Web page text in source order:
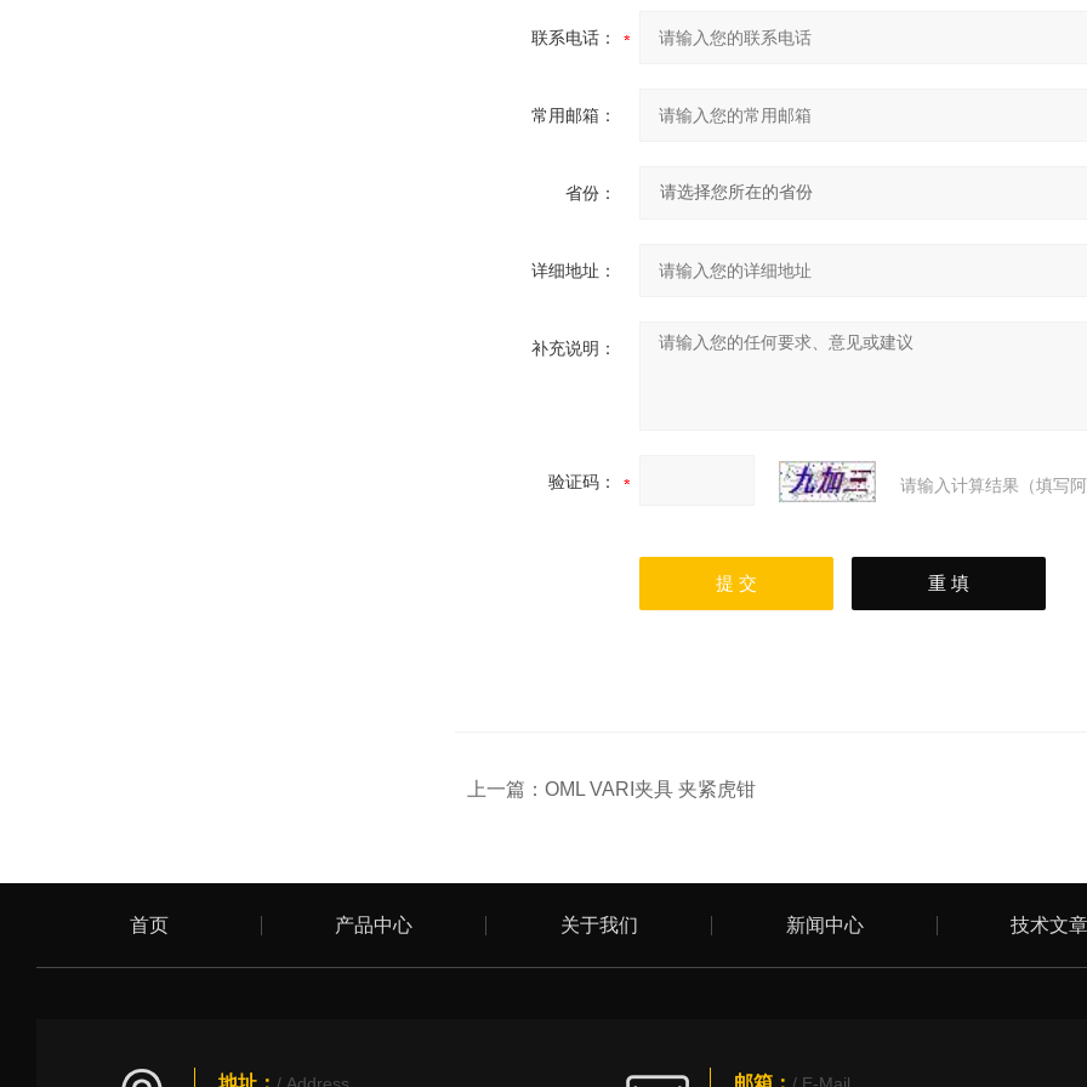
联系电话：
常用邮箱：
省份：
详细地址：
补充说明：
验证码： 请输入计算结果（填写
上一篇： OML VARI夹具 夹紧虎钳
首页 产品中心 关于我们 新闻中心 技术文章
地址： 邮箱：